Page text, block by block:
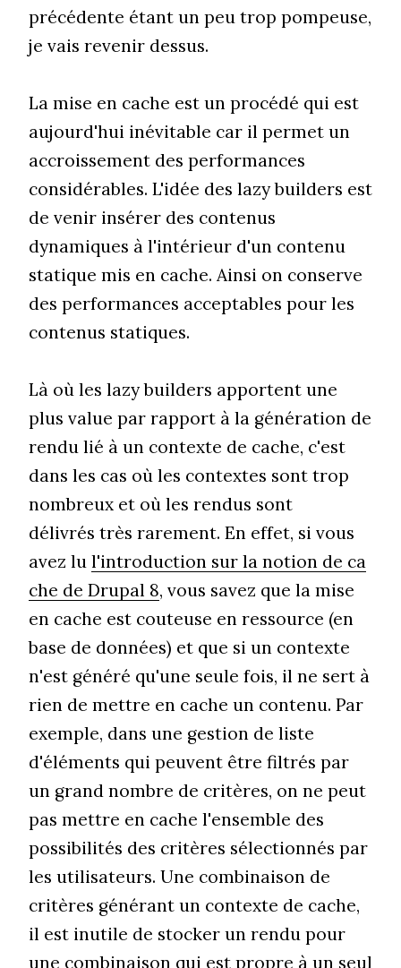
précédente étant un peu trop pompeuse,
je vais revenir dessus.
La mise en cache est un procédé qui est
aujourd'hui inévitable car il permet un
accroissement des performances
considérables. L'idée des lazy builders est
de venir insérer des contenus
dynamiques à l'intérieur d'un contenu
statique mis en cache. Ainsi on conserve
des performances acceptables pour les
contenus statiques.
Là où les lazy builders apportent une
plus value par rapport à la génération de
rendu lié à un contexte de cache, c'est
dans les cas où les contextes sont trop
nombreux et où les rendus sont
délivrés très rarement. En effet, si vous
avez lu l'introduction sur la notion de ca
che de Drupal 8, vous savez que la mise
en cache est couteuse en ressource (en
base de données) et que si un contexte
n'est généré qu'une seule fois, il ne sert à
rien de mettre en cache un contenu. Par
exemple, dans une gestion de liste
d'éléments qui peuvent être filtrés par
un grand nombre de critères, on ne peut
pas mettre en cache l'ensemble des
possibilités des critères sélectionnés par
les utilisateurs. Une combinaison de
critères générant un contexte de cache,
il est inutile de stocker un rendu pour
une combinaison qui est propre à un seul